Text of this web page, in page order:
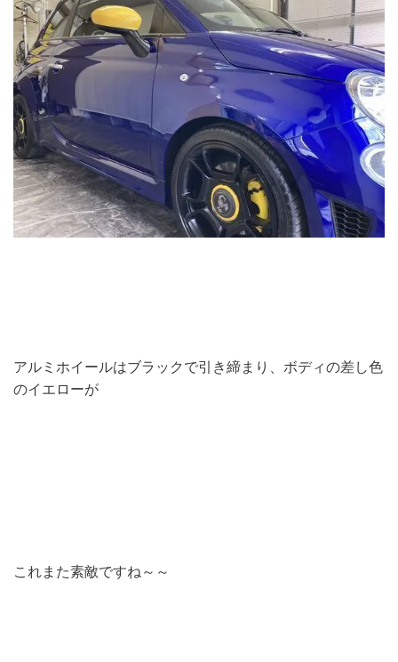
アルミホイールはブラックで引き締まり、ボディの差し色
のイエローが
これまた素敵ですね～～